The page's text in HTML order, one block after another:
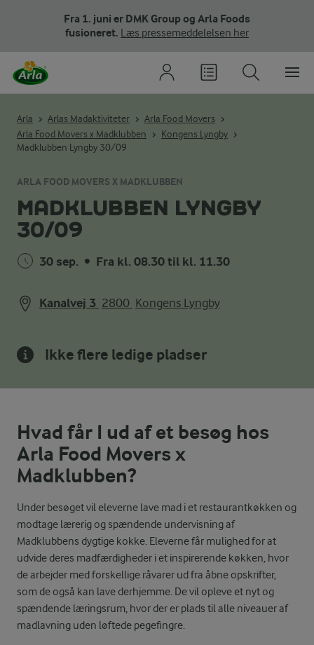
Fra 1. juni er DMK Group og Arla Foods
fusioneret. Læs pressemeddelelsen her
Arla Arlas Madaktiviteter
Arla Food Movers
Arla Food Movers x Madklubben
Kongens Lyngby
Madklubben Lyngby 30/09
ARLA FOOD MOVERS X MADKLUBBEN
MADKLUBBEN LYNGBY
30/09
30 sep. • Fra kl. 08.30 til kl. 11.30
Kanalvej 3 2800 Kongens Lyngby
Ikke flere ledige pladser
Hvad får I ud af et besøg hos
Arla Food Movers x
Madklubben?
Under besøget vil eleverne lave mad i et restaurantkøkken og
modtage lærerig og spændende undervisning af
Madklubbens dygtige kokke. Eleverne får mulighed for at
udvide deres madfærdigheder i et inspirerende køkken, hvor
de arbejder med forskellige råvarer ud fra åbne opskrifter,
som de også kan lave derhjemme. De vil opleve et nyt og
spændende læringsrum, hvor der er plads til alle niveauer af
madlavning uden løftede pegefingre.